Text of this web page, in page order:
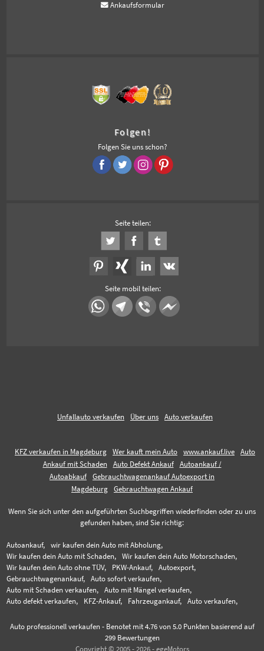
Ankaufsformular
Folgen!
Folgen Sie uns schon?
Seite teilen:
Seite mobil teilen:
Unfallauto verkaufen Über uns Auto verkaufen
KFZ verkaufen in Magdeburg Wer kauft mein Auto www.ankauf.live
Auto
Ankauf mit Schaden
Auto Defekt Ankauf
Autoankauf /
Autoabkauf
Gebrauchtwagenankauf Autoexport in
Magdeburg
Gebrauchtwagen Ankauf
Wenn Sie sich unter den aufgeführten Suchbegriffen wiederfinden oder zu uns
gefunden haben, sind Sie richtig:
Autoankauf,
wir kaufen dein Auto mit Abholung,
Wir kaufen dein Auto mit Schaden,
Wir kaufen dein Auto Motorschaden,
Wir kaufen dein Auto ohne TÜV,
PKW-Ankauf,
Autoexport,
Gebrauchtwagenankauf,
Auto sofort verkaufen,
Auto mit Schaden verkaufen,
Auto mit Mängel verkaufen,
Auto defekt verkaufen,
KFZ-Ankauf, Fahrzeugankauf, Auto verkaufen,
Auto professionell verkaufen- Benotet mit 4.76von 5.0 Punkten basierend auf
299Bewertungen
Copyright © 2005 - 2026 - egeMotors